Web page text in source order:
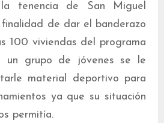
tenencia de San Miguel
finalidad de dar el banderazo
100 viviendas del programa
un grupo de jóvenes se le
material deportivo para
ya que su situación
permitía.